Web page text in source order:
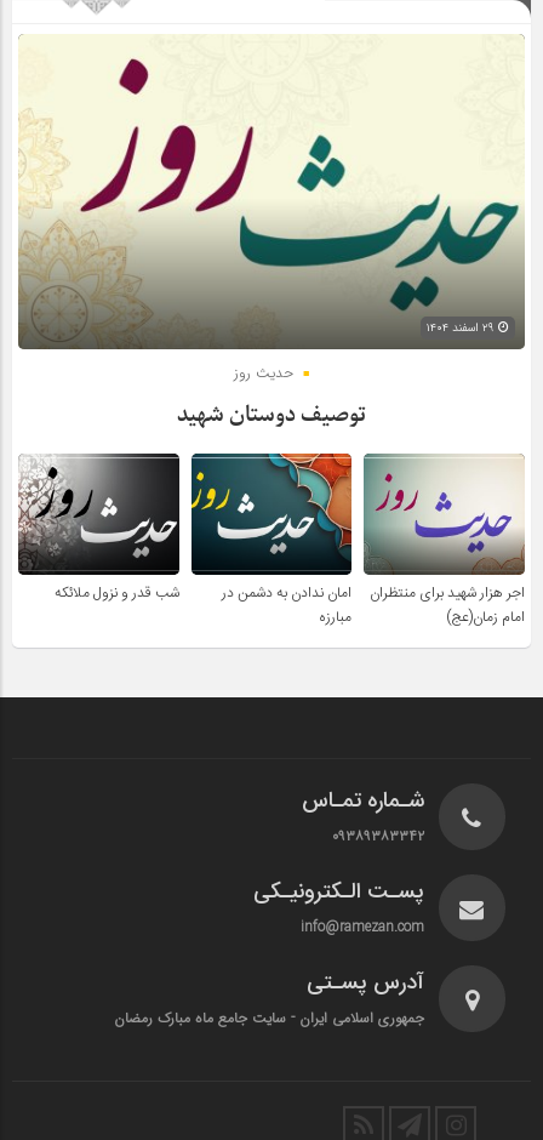
حدیث روز
توصیف دوستان شهید
اجر هزار شهید برای منتظران
امام زمان(عج)
امان ندادن به دشمن در
مبارزه
شب قدر و نزول ملائکه
شـماره تمـاس
۰۹۳۸۹۳۸۳۳۴۲
پسـت الـکترونیـکی
info@ramezan.com
آدرس پسـتی
جمهوری اسلامی ایران - سایت جامع ماه مبارک رمضان